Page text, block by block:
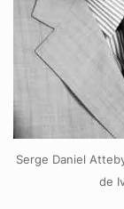
Serge Daniel
de